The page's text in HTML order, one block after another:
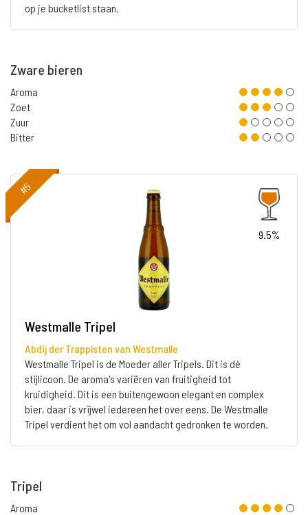
op je bucketlist staan.
Zware bieren
Aroma
Zoet
Zuur
Bitter
#5
9.5%
Westmalle Tripel
Abdij der Trappisten van Westmalle
Westmalle Tripel is de Moeder aller Tripels. Dit is dé
stijlicoon. De aroma's variëren van fruitigheid tot
kruidigheid. Dit is een buitengewoon elegant en complex
bier, daar is vrijwel iedereen het over eens. De Westmalle
Tripel verdient het om vol aandacht gedronken te worden.
Tripel
Aroma